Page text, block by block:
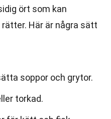
ört som kan
Här är några sätt
soppor och grytor.
torkad.